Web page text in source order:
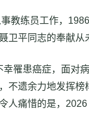
教练员工作，
卫平同志的奉献从
幸罹患癌症，面对
不遗余力地发挥
人痛惜的是，